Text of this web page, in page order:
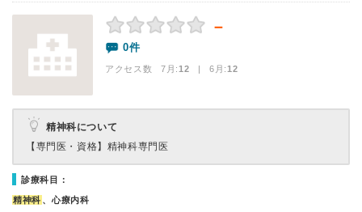
－
0件
アクセス数 7月:12 | 6月:12
精神科について
【専門医・資格】 精神科専門医
診療科目：
精神科 、心療内科